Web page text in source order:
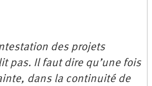
des projets
pas. Il faut dire qu’une fois
dans la continuité de